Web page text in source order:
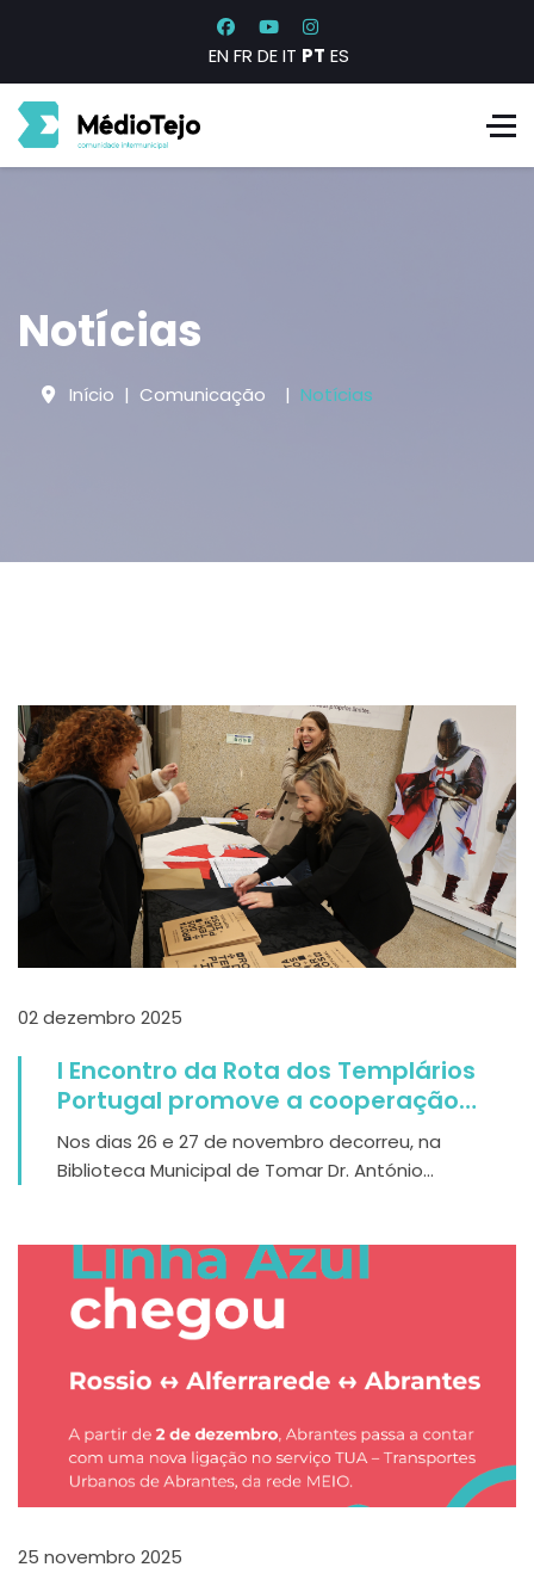
EN FR DEIT PT ES
Notícias
Início Comunicação Notícias
02 dezembro 2025
I Encontro da Rota dos Templários
Portugal promove a cooperação
entre territórios
Nos dias 26 e 27 de novembro decorreu, na
Biblioteca Municipal de Tomar Dr. António...
25 novembro 2025